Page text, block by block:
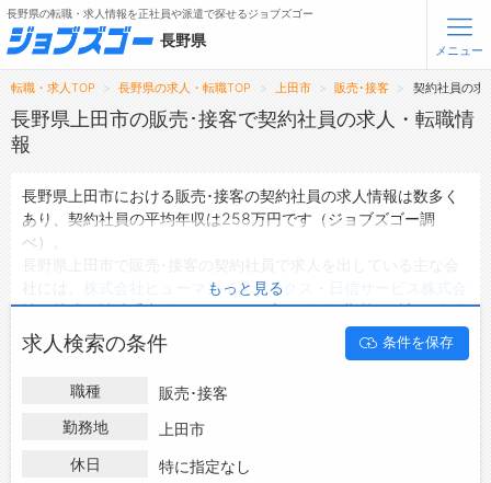
無料会員登録 ログイン
トップ
詳細情報で求人を探す
【初めての方へ】
長野県の求人検索で選ばれる理由
転職支援サービスについて
転職支援サービス
転職ノウハウ(応募書類の書き方・面接対策など)
長野県の転職・求人情報を正社員や派遣で探せるジョブズゴー
長野県
メニュー
転職・求人TOP 長野県の求人・転職TOP 上田市 販売･接客 契約社員の求
長野県上田市の販売･接客で契約社員の求人・転職情
報
長野県上田市における販売･接客の契約社員の求人情報は数多く
あり、契約社員の平均年収は258万円です（ジョブズゴー調
べ）。
株式会社ヒューマンインデックス
社・株式会社武重商会などがあり、未経験や短期等ご希望の条件
で絞り込みができます。
長野県上田市の地域密着型の求人サイトであるジョブズゴーでは
長野県上田市の契約社員として働ける販売･接客の求人情報を21
件取り扱っています。
ハローワークにはない求人も多数扱っており、転職だけでなく、
上田市で販売･接客の契約社員の求人・転職情報を探している方
もっと見る
求人検索の条件 条件を保存
職種
販売･接客
勤務地
上田市
休日
特に指定なし